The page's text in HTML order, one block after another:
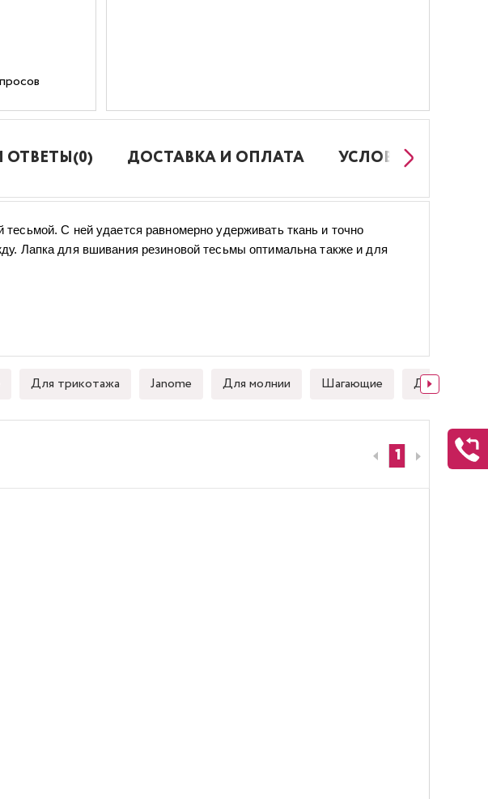
ДОСТАВКА И ОПЛАТА УСЛОВИЯ РАБОТЫ
С ней удается равномерно удерживать ткань и точно
Лапка для вшивания резиновой тесьмы оптимальна также и для
Для трикотажа Janome Для молнии Шагающие Для стежки
1